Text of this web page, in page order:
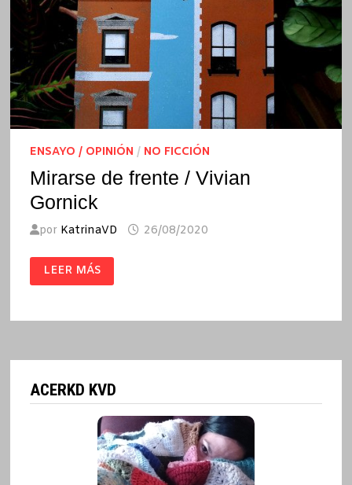
ENSAYO / OPINIÓN / NO FICCIÓN
Mirarse de frente / Vivian
Gornick
por KatrinaVD 26/08/2020
MIRARSE
DE
FRENTE
GORNICK
LEER MÁS
ACERKD KVD